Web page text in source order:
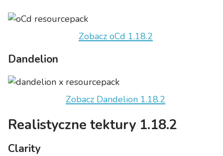
Zobacz oCd 1.18.2
Dandelion
Zobacz Dandelion 1.18.2
Realistyczne tektury 1.18.2
Clarity